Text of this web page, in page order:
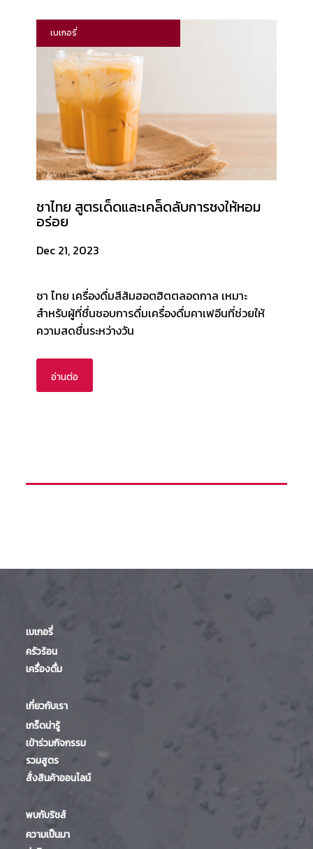
เบเกอรี่
ชาไทย สูตรเด็ดและเคล็ดลับการชงให้หอม
อร่อย
Dec 21, 2023
ชา ไทย เครื่องดื่มสีส้มฮอตฮิตตลอดกาล เหมาะ
สำหรับผู้ที่ชื่นชอบการดื่มเครื่องดื่มคาเฟอีนที่ช่วยให้
ความสดชื่นระหว่างวัน
อ่านต่อ
เบเกอรี่
ครัวร้อน
เครื่องดื่ม
เกี่ยวกับเรา
เกร็ดน่ารู้
เข้าร่วมกิจกรรม
รวมสูตร
สั่งสินค้าออนไลน์
พบกับริชส์
ความเป็นมา